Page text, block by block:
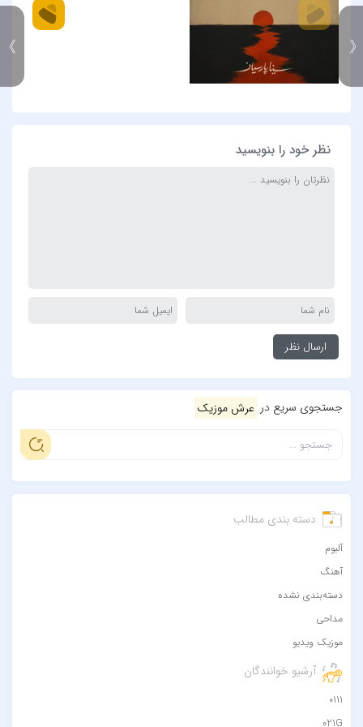
نظر خود را بنویسید
جستجوی سریع در عرش موزیک
دسته بندی مطالب
آلبوم
آهنگ
دسته‌بندی نشده
مداحی
موزیک ویدیو
آرشیو خوانندگان
0111
021G
》